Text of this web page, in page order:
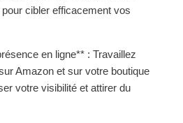
cibler efficacement vos
en ligne** : Travaillez
Amazon et sur votre boutique
votre visibilité et attirer du